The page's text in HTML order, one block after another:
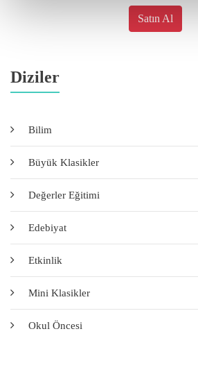
Satın Al
Diziler
Bilim
Büyük Klasikler
Değerler Eğitimi
Edebiyat
Etkinlik
Mini Klasikler
Okul Öncesi